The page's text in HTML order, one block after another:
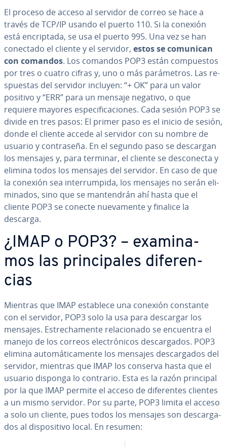
El proceso de acceso al servidor de correo se hace a
través de TCP/IP usando el puerto 110. Si la conexión
está en­cri­p­ta­da, se usa el puerto 995. Una vez se han
conectado el cliente y el servidor, estos se comunican
con comandos. Los comandos POP3 están co­m­pue­s­tos
por tres o cuatro cifras y, uno o más pa­rá­me­tros. Las re­
s­pue­s­tas del servidor incluyen: “+ OK” para un valor
positivo y “ERR” para un mensaje negativo, o que
requiere mayores es­pe­ci­fi­ca­cio­nes. Cada sesión POP3 se
divide en tres pasos: El primer paso es el inicio de sesión,
donde el cliente accede al servidor con su nombre de
usuario y co­n­tra­se­ña. En el segundo paso se descargan
los mensajes y, para terminar, el cliente se de­s­co­ne­c­ta y
elimina todos los mensajes del servidor. En caso de que
la conexión sea in­te­rru­m­pi­da, los mensajes no serán eli­
mi­na­dos, sino que se ma­n­te­n­drán ahí hasta que el
cliente POP3 se conecte nue­va­me­n­te y finalice la
descarga.
¿IMAP o POP3? – exa­mi­na­
mos las pri­n­ci­pa­les di­fe­re­n­
cias
Mientras que IMAP establece una conexión constante
con el servidor, POP3 solo la usa para descargar los
mensajes. Es­tre­cha­me­n­te re­la­cio­na­do se encuentra el
manejo de los correos ele­c­tró­ni­cos de­s­ca­r­ga­dos. POP3
elimina au­to­má­ti­ca­me­n­te los mensajes de­s­ca­r­ga­dos del
servidor, mientras que IMAP los conserva hasta que el
usuario disponga lo contrario. Esta es la razón principal
por la que IMAP permite el acceso de di­fe­re­n­tes clientes
a un mismo servidor. Por su parte, POP3 limita el acceso
a solo un cliente, pues todos los mensajes son de­s­ca­r­ga­
dos al di­s­po­si­ti­vo local. En resumen: